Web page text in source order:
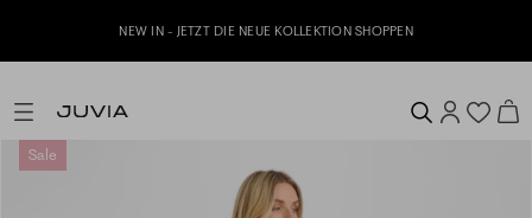
NEW IN - JETZT DIE NEUE KOLLEKTION SHOPPEN
Sale